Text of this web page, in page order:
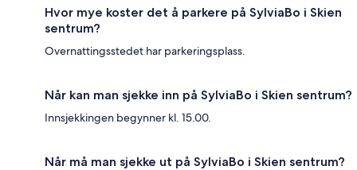
Hvor mye koster det å parkere på SylviaBo i Skien
sentrum?
Overnattingsstedet har parkeringsplass.
Når kan man sjekke inn på SylviaBo i Skien sentrum?
Innsjekkingen begynner kl. 15.00.
Når må man sjekke ut på SylviaBo i Skien sentrum?